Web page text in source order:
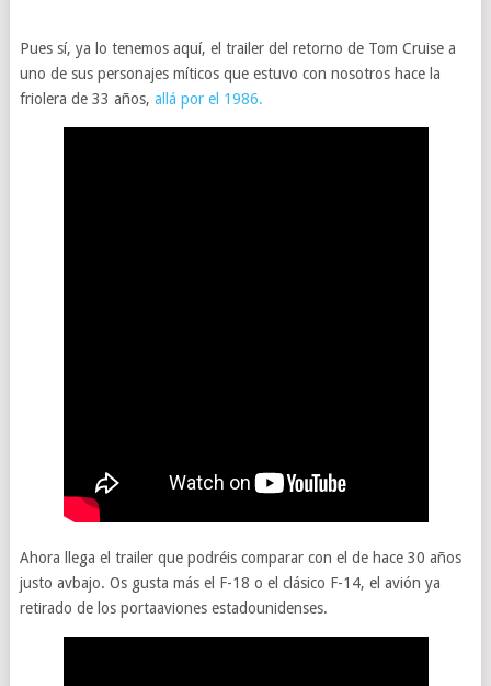
Pues sí, ya lo tenemos aquí, el trailer del retorno de Tom Cruise a
uno de sus personajes míticos que estuvo con nosotros hace la
friolera de 33 años, allá por el 1986.
Ahora llega el trailer que podréis comparar con el de hace 30 años
justo avbajo. Os gusta más el F-18 o el clásico F-14, el avión ya
retirado de los portaaviones estadounidenses.